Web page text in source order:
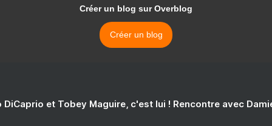
Créer un blog sur Overblog
Créer un blog
DiCaprio et Tobey Maguire, c'est lui ! Rencontre avec